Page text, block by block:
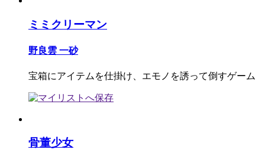
ミミクリーマン
野良雲 一砂
宝箱にアイテムを仕掛け、エモノを誘って倒すゲーム
骨董少女